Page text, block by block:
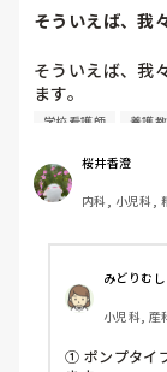
毎年どこ行く
プチプレゼン
の日とか、実
土産と一緒に
る、ヘパリン
で、、、笑
ええやつ買っ
逆に自分の誕
あー、命って
って悲しくな
ちなみに父に
そういえば、我
そういえば、我
ます。
皆さん使ってら
い！
①クリーム系の
③オイル系(液体)
学校看護師 養護
桜井香澄
内科, 小児科,
みどりむし
小児科, 産
① ポンプタイ